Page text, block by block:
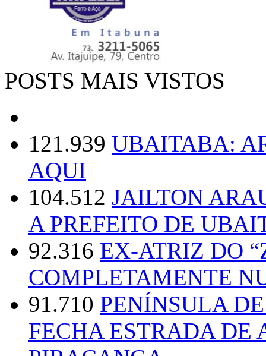
POSTS MAIS VISTOS
121.939 UBAITABA:
AQUI
104.512 JAILTON
A PREFEITO DE
92.316 EX-ATRIZ DO
COMPLETAMENTE
91.710 PENÍNSULA
FECHA ESTRADA DE